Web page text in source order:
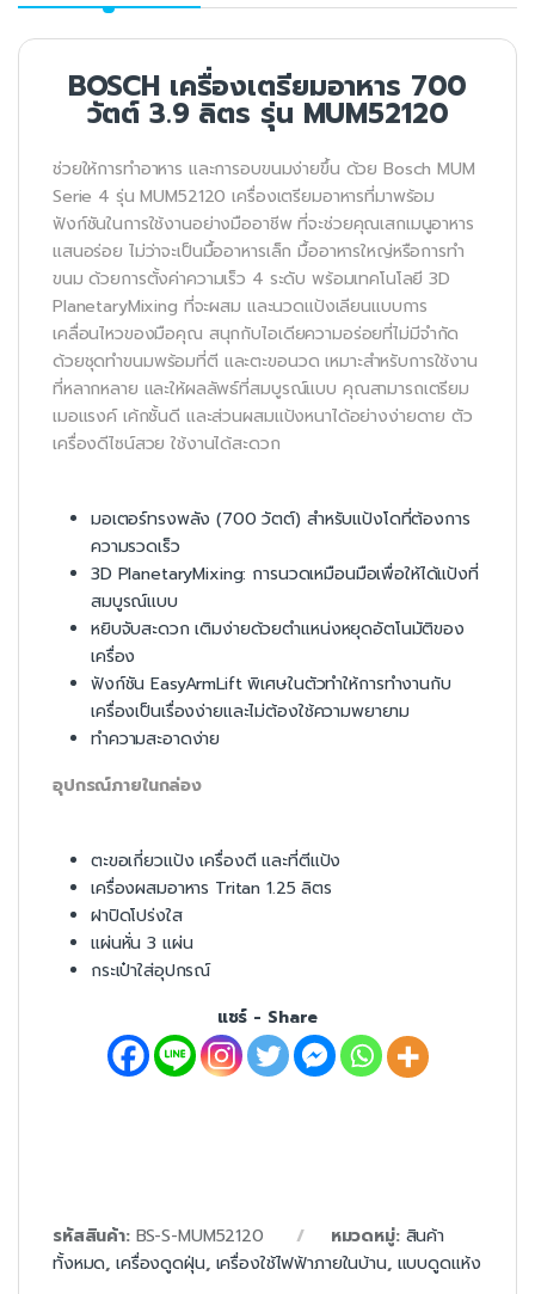
BOSCH เครื่องเตรียมอาหาร 700
วัตต์ 3.9 ลิตร รุ่น MUM52120
ช่วยให้การทำอาหาร และการอบขนมง่ายขึ้น ด้วย Bosch MUM
Serie 4 รุ่น MUM52120 เครื่องเตรียมอาหารที่มาพร้อม
ฟังก์ชันในการใช้งานอย่างมืออาชีพ ที่จะช่วยคุณเสกเมนูอาหาร
แสนอร่อย ไม่ว่าจะเป็นมื้ออาหารเล็ก มื้ออาหารใหญ่หรือการทำ
ขนม ด้วยการตั้งค่าความเร็ว 4 ระดับ พร้อมเทคโนโลยี 3D
PlanetaryMixing ที่จะผสม และนวดแป้งเลียนแบบการ
เคลื่อนไหวของมือคุณ สนุกกับไอเดียความอร่อยที่ไม่มีจำกัด
ด้วยชุดทำขนมพร้อมที่ตี และตะขอนวด เหมาะสำหรับการใช้งาน
ที่หลากหลาย และให้ผลลัพธ์ที่สมบูรณ์แบบ คุณสามารถเตรียม
เมอแรงค์ เค้กชั้นดี และส่วนผสมแป้งหนาได้อย่างง่ายดาย ตัว
เครื่องดีไซน์สวย ใช้งานได้สะดวก
มอเตอร์ทรงพลัง (700 วัตต์) สำหรับแป้งโดที่ต้องการ
ความรวดเร็ว
3D PlanetaryMixing: การนวดเหมือนมือเพื่อให้ได้แป้งที่
สมบูรณ์แบบ
หยิบจับสะดวก เติมง่ายด้วยตำแหน่งหยุดอัตโนมัติของ
เครื่อง
ฟังก์ชัน EasyArmLift พิเศษในตัวทำให้การทำงานกับ
เครื่องเป็นเรื่องง่ายและไม่ต้องใช้ความพยายาม
ทำความสะอาดง่าย
อุปกรณ์ภายในกล่อง
ตะขอเกี่ยวแป้ง เครื่องตี และที่ตีแป้ง
เครื่องผสมอาหาร Tritan 1.25 ลิตร
ฝาปิดโปร่งใส
แผ่นหั่น 3 แผ่น
กระเป๋าใส่อุปกรณ์
แชร์ - Share
รหัสสินค้า: BS-S-MUM52120 หมวดหมู่: สินค้า
ทั้งหมด,เครื่องดูดฝุ่น, เครื่องใช้ไฟฟ้าภายในบ้าน, แบบดูดแห้ง